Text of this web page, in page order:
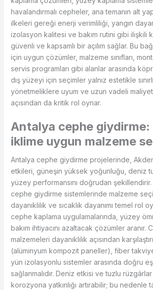
havalandırmalı cepheler, ana temanın alt
ilkeleri gereği enerji verimliliği, yangın
izolasyon kalitesi ve bakım rutini gibi ilişkili
güvenli ve kapsamlı bir açılım sağlar. Bu
için uygun çözümler, malzeme sınıfları,
servis programları gibi alanlar arasında
dış yüzeyi için seçimler yalnız estetikle
yönetmeliklere uyum ve uzun vadeli
açısından da kritik rol oynar.
Antalya cephe giydirme:
iklime uygun malzeme
Antalya cephe giydirme projelerinde,
etkileri, güneşin yüksek yoğunluğu, deniz
yüzey performansını doğrudan
cephe giydirme sistemlerinde malzeme
dayanıklılık ve sıcaklık dayanımı temel rol
cephe kaplama uygulamalarında, yüzey
bakım ihtiyacını azaltacak çözümler aranır.
malzemeleri dayanıklılık açısından
(alüminyum kompozit paneller), fiber
yün izolasyonlu sistemler arasında doğru
sağlanmalıdır. Deniz etkisi ve tuzlu
korozyona yatkınlığı artırabilir; bu nedenle